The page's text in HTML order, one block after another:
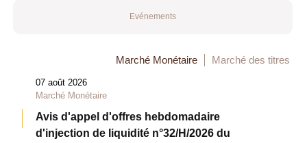
Evénements
Marché Monétaire Marché des titres
07 août 2026
Marché Monétaire
Avis d'appel d'offres hebdomadaire
d'injection de liquidité n°32/H/2026 du